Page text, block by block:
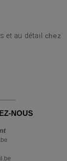
et au détail
chez
NOUS